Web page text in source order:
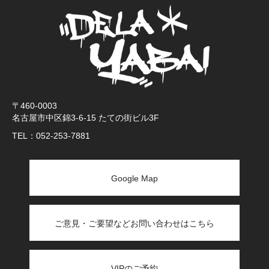
〒460-0003
名古屋市中区錦3-6-15 たての街ビル3F
TEL： 052-253-7881
Google Map
ご意見・ご要望などお問い合わせはこちら